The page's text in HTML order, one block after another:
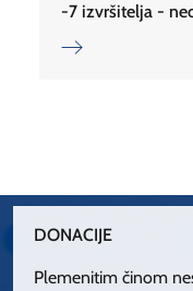
-7 izvršitelja -
DONACIJE
Plemenitim činom